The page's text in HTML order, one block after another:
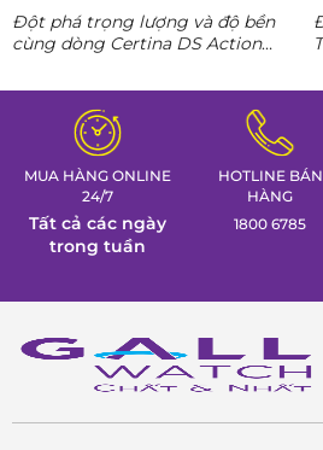
Đột phá trọng lượng và độ bền
cùng dòng Certina DS Action
tác thể thao cá tính nhất trong
Tuần lễ đồng hồ Thụy Sỹ cùng
Đồng hồ Galle!
MUA HÀNG ONLINE
24/7
Tất cả các ngày
trong tuần
HOTLINE BÁN
HÀNG
1800 6785